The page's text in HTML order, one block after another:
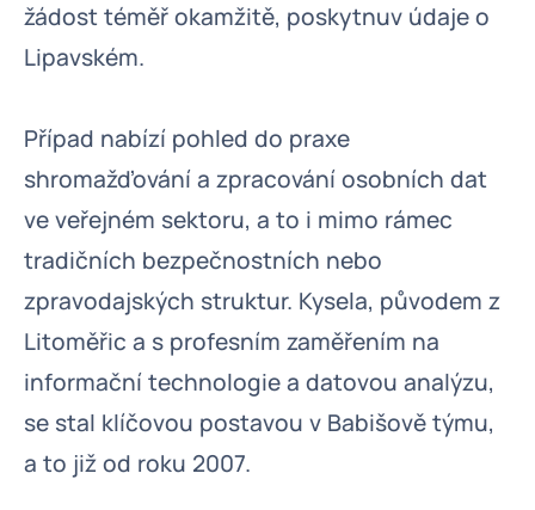
žádost téměř okamžitě, poskytnuv údaje o
Lipavském.
Případ nabízí pohled do praxe
shromažďování a zpracování osobních dat
ve veřejném sektoru, a to i mimo rámec
tradičních bezpečnostních nebo
zpravodajských struktur. Kysela, původem z
Litoměřic a s profesním zaměřením na
informační technologie a datovou analýzu,
se stal klíčovou postavou v Babišově týmu,
a to již od roku 2007.